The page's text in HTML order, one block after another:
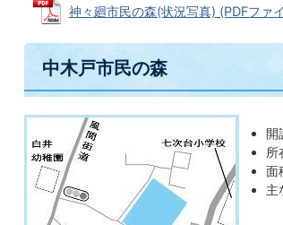
神々廻市民の森(状況写真) (PDFファ
中木戸市民の森
開
所
面
主